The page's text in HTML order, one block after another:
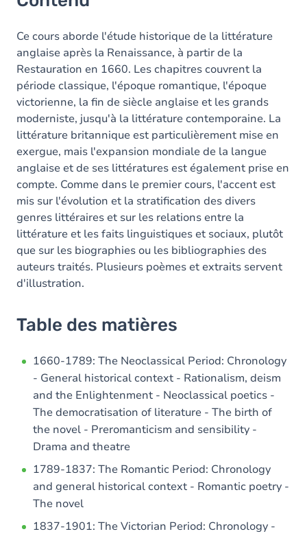
Ce cours aborde l'étude historique de la littérature
anglaise après la Renaissance, à partir de la
Restauration en 1660. Les chapitres couvrent la
période classique, l'époque romantique, l'époque
victorienne, la fin de siècle anglaise et les grands
moderniste, jusqu'à la littérature contemporaine. La
littérature britannique est particulièrement mise en
exergue, mais l'expansion mondiale de la langue
anglaise et de ses littératures est également prise en
compte. Comme dans le premier cours, l'accent est
mis sur l'évolution et la stratification des divers
genres littéraires et sur les relations entre la
littérature et les faits linguistiques et sociaux, plutôt
que sur les biographies ou les bibliographies des
auteurs traités. Plusieurs poèmes et extraits servent
d'illustration.
Table des matières
1660-1789: The Neoclassical Period: Chronology
- General historical context - Rationalism, deism
and the Enlightenment - Neoclassical poetics -
The democratisation of literature - The birth of
the novel - Preromanticism and sensibility -
Drama and theatre
1789-1837: The Romantic Period: Chronology
and general historical context - Romantic poetry -
The novel
1837-1901: The Victorian Period: Chronology -